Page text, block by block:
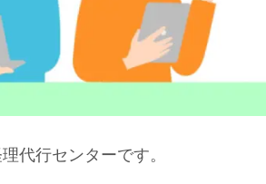
代行センターです。